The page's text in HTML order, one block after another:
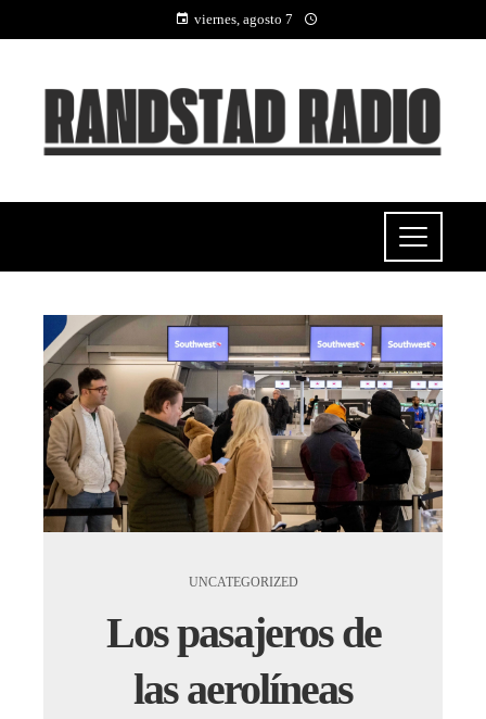
viernes, agosto 7
UNCATEGORIZED
Los pasajeros de
las aerolíneas